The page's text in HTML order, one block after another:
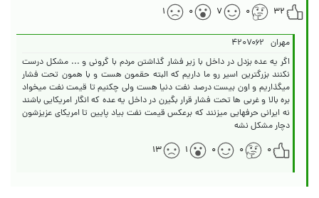
۳۲
۰ ۷ ۰ ۱
مهران ۴۲۰۷۰۶۲
اگر یه عده بزدل در داخل با زیر فشار گذاشتن مردم با گرونی و ... مشکل درست
نکنند بزرگترین اسیر رو ما داریم که البته حقمون هست و با همون تحت فشار
میگذاریم و اون بیست درصد نفت دنیا هست ولی چکنیم تا قیمت نفت میخواد
بره بالا و غربی ها تحت فشار قرار بگیرن در داخل یه عده که انگار امریکایی باشند
نه ایرانی حرفهایی میزنند که برعکس قیمت نفت بیاد پایین تا امریکای عزیزشون
دچار مشکل نشه
۰
۰ ۰ ۱ ۱۳